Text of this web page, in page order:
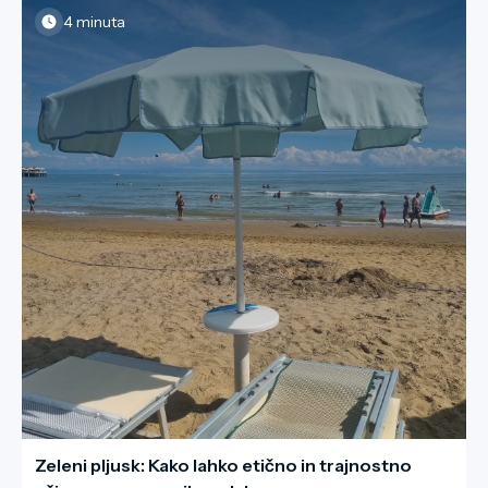
skladu z globalno trajnostno vizijo I-DEST je pomembno
razumeti, da se odgovorni turizem začne s prvim korakom
– natančneje s tem, kam in kako postavimo stopalo.
Varovanje gozdov in gora ne pomeni zgolj pobiranja smeti;
ohranjanje nevidnega ravnovesja se začne s spoštovanjem
tal in rastlinstva.
4 minuta
Zeleni pljusk: Kako lahko etično in trajnostno